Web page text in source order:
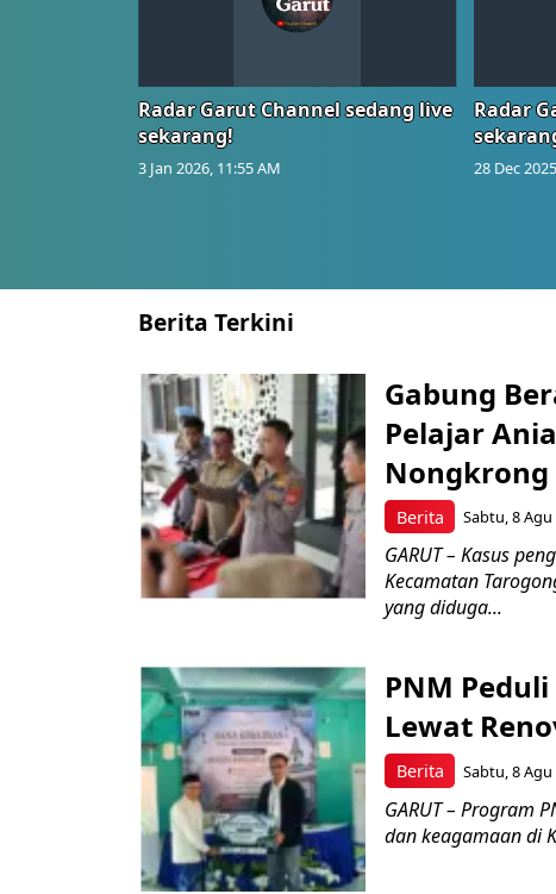
Radar Garut Channel sedang live
sekarang!
3 Jan 2026, 11:55 AM
Radar
28 Dec
Berita Terkini
Berita
Gabung
Pelajar
Nongkrong
Sabtu, 8 Agu
GARUT – Kasus
Kecamatan
yang diduga...
Berita
PNM
Lewat
Sabtu, 8 Agu
GARUT – Program
dan keagamaan di